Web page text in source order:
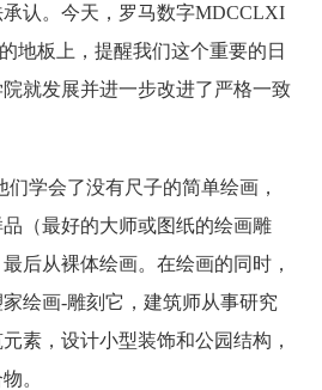
认。今天，罗马数字MDCCLXI
地板上，提醒我们这个重要的日
就发展并进一步改进了严格一致
学会了没有尺子的简单绘画，
（最好的大师或图纸的绘画雕
后从裸体绘画。在绘画的同时，
绘画-雕刻它，建筑师从事研究
素，设计小型装饰和公园结构，
。